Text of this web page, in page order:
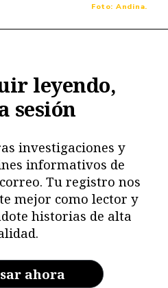
Foto: Andina.
leyendo,
sesión
investigaciones y
informativos de
Tu registro nos
mejor como lector y
historias de alta
ahora